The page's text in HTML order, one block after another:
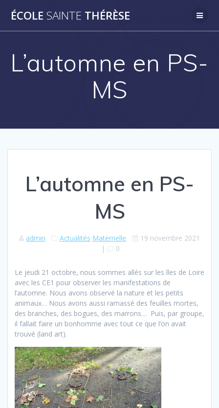
au
ÉCOLE SAINTE THÉRÈSE
L’automne en PS-
MS
L’automne en PS-
MS
admin Actualités Maternelle
19 novembre 2021
|
0
Le jeudi 21 octobre, nous sommes allés sur les îles de Loire
avec les CE1 pour observer les manifestations de
l’automne. Nous avons observé la nature et les petits
animaux… Nous avons aussi ramassé des feuilles mortes,
des branches, des bogues, des marrons… Puis, par groupe,
il fallait faire un bonhomme avec tout ce que l’on avait
trouvé (land art).